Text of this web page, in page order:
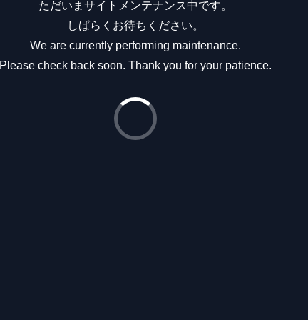
ただいまサイトメンテナンス中です。
しばらくお待ちください。
We are currently performing maintenance.
Please check back soon. Thank you for your patience.